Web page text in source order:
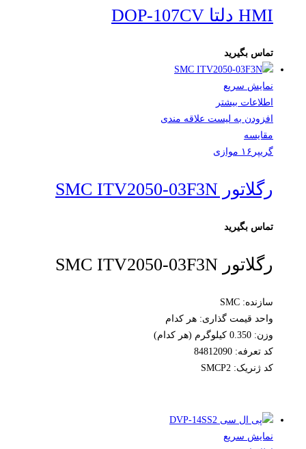
HMI دلتا DOP-107CV
تماس بگیرید
نمایش سریع
اطلاعات بیشتر
افزودن به لیست علاقه مندی
مقایسه
گریپر۱۶ موازی
رگلاتور SMC ITV2050-03F3N
تماس بگیرید
رگلاتور SMC ITV2050-03F3N
سازنده: SMC
واحد قیمت گذاری: هر کدام
وزن: 0.350 کیلوگرم (هر کدام)
کد تعرفه: 84812090
کد ژنریک: SMCP2
نمایش سریع